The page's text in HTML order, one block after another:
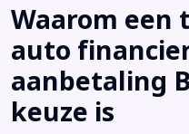
Waarom een
auto
aanbetaling
keuze is